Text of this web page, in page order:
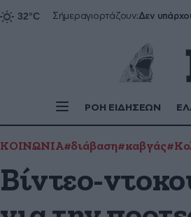
Σήμεραγιορτάζουν:Δεν
ΡΟΗ ΕΙΔΗΣΕΩΝ
ΚΟΙΝΩΝΙΑ#διάβαση#καβγάς
Βίντεο-